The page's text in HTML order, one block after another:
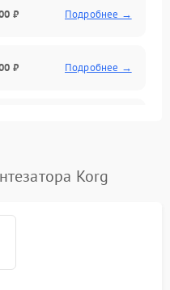
₽ Подробнее →
₽ Подробнее →
Korg